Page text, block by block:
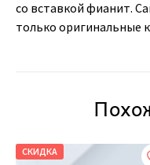
со вставкой фианит.
только оригинальные
СКИДКА